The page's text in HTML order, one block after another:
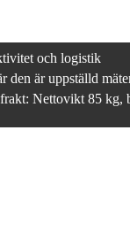
och logistik
den är uppställd
Nettovikt 85 kg,